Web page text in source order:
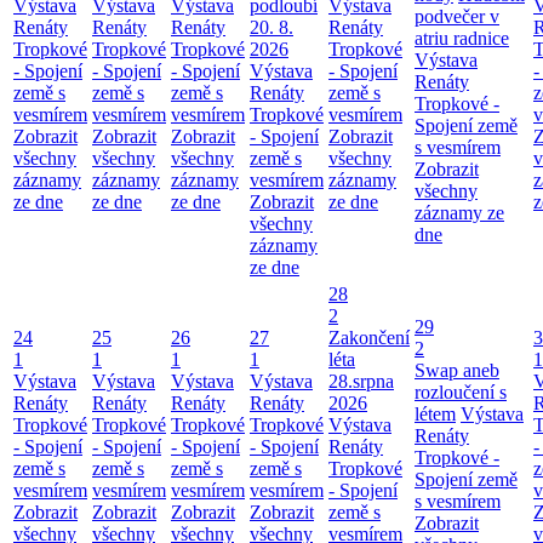
Výstava
Renáty
Tropkové
- Spojení
země s
vesmírem
Zobrazit
všechny
záznamy
ze dne
Výstava
Renáty
Tropkové
- Spojení
země s
vesmírem
Zobrazit
všechny
záznamy
ze dne
Výstava
Renáty
Tropkové
- Spojení
země s
vesmírem
Zobrazit
všechny
záznamy
ze dne
podloubí
20. 8.
2026
Výstava
Renáty
Tropkové
- Spojení
země s
vesmírem
Zobrazit
všechny
záznamy
ze dne
Výstava
Renáty
Tropkové
- Spojení
země s
vesmírem
Zobrazit
všechny
záznamy
ze dne
podvečer v
atriu radnice
Výstava
Renáty
Tropkové -
Spojení země
s vesmírem
Zobrazit
všechny
záznamy ze
dne
-
24
1
Výstava
Renáty
Tropkové
- Spojení
země s
vesmírem
Zobrazit
všechny
25
1
Výstava
Renáty
Tropkové
- Spojení
země s
vesmírem
Zobrazit
všechny
26
1
Výstava
Renáty
Tropkové
- Spojení
země s
vesmírem
Zobrazit
všechny
27
1
Výstava
Renáty
Tropkové
- Spojení
země s
vesmírem
Zobrazit
všechny
28
2
Zakončení
léta
28.srpna
2026
Výstava
Renáty
Tropkové
- Spojení
země s
vesmírem
29
2
Swap aneb
rozloučení s
létem Výstava
Renáty
Tropkové -
Spojení země
s vesmírem
Zobrazit
1
-